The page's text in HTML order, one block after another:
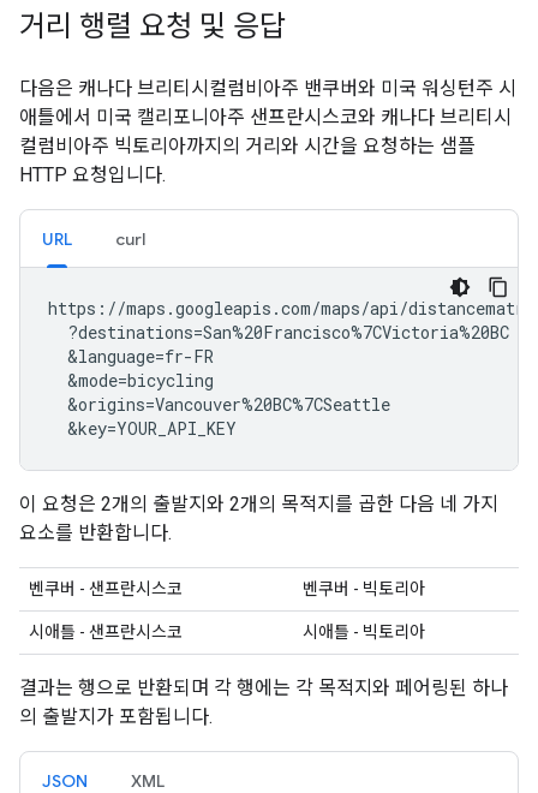
거리 행렬 요청 및 응답
다음은 캐나다 브리티시컬럼비아주 밴쿠버와 미국 워싱턴주 시
애틀에서 미국 캘리포니아주 샌프란시스코와 캐나다 브리티시
컬럼비아주 빅토리아까지의 거리와 시간을 요청하는 샘플
HTTP 요청입니다.
URL curl
https://maps.googleapis.com/maps/api/
  ?destinations=San%20Francisco%7CVictoria%20BC
  &language=fr-FR
  &mode=bicycling
  &origins=Vancouver%20BC%7CSeattle
  &key=YOUR_API_KEY
이 요청은 2개의 출발지와 2개의 목적지를 곱한 다음 네 가지
요소를 반환합니다.
벤쿠버 - 샌프란시스코 벤쿠버 - 빅토리아
시애틀 - 샌프란시스코 시애틀 - 빅토리아
결과는 행으로 반환되며 각 행에는 각 목적지와 페어링된 하나
의 출발지가 포함됩니다.
JSON XML